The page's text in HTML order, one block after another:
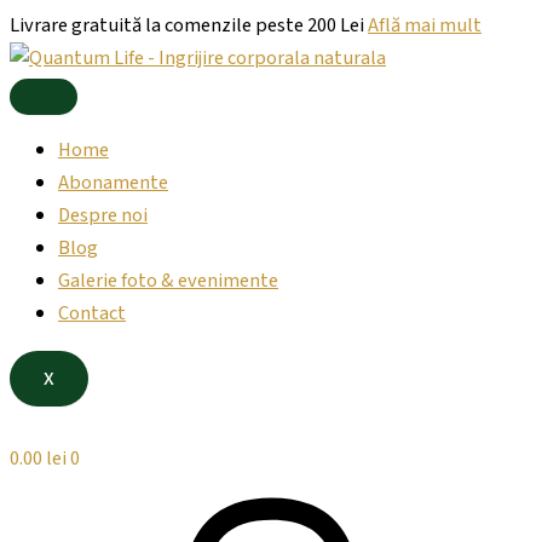
Skip
to
content
Livrare gratuită la comenzile peste 200 LeiAflă mai mult
Home
Abonamente
Despre noi
Blog
Galerie foto & evenimente
Contact
X
0.00 lei0
search
search
Gel
de
dus
natural
cirese
CHERRY
MUCH,